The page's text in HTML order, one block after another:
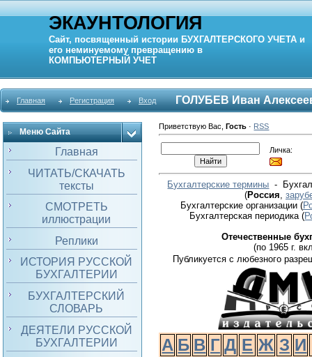
ЭКАУНТОЛОГИЯ
Сайт, посвященный истории БУХГАЛТЕРСКОГО УЧЕТА и
его неминуемому превращению в
КОМПЬЮТЕРНЫЙ УЧЕТ
Главная Регистрация Вход ГОЛУБЕВ Иван
Меню Сайта
Главная
ЧИТАТЬ/СКАЧАТЬ
тексты
СМОТРЕТЬ
иллюстрации
Реплики
ИСТОРИЯ РУССКОЙ
БУХГАЛТЕРИИ
БУХГАЛТЕРСКИЙ
СЛОВАРЬ
ДЕЯТЕЛИ РУССКОЙ
БУХГАЛТЕРИИ
Приветствую Вас ,Гость · RSS
Личка:
Бухгалтерские термины -
(Россия
Бухгалтерские организации (
Бухгалтерская периодика(
Отечественные
(по 1965 г.
Публикуется с любезного
А Б В Г Д Е Ж З И